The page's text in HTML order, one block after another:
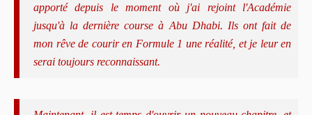
apporté depuis le moment où j'ai rejoint l'Académie
jusqu'à la dernière course à Abu Dhabi. Ils ont fait de
mon rêve de courir en Formule 1 une réalité, et je leur en
serai toujours reconnaissant.